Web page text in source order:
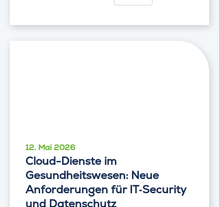
12. Mai 2026
Cloud-Dienste im
Gesundheitswesen: Neue
Anforderungen für IT‑Security
und Datenschutz